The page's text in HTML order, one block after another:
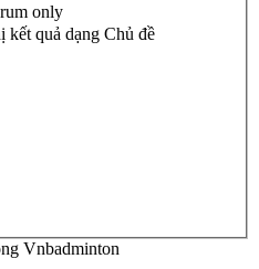
only
kết quả dạng Chủ đề
Vnbadminton